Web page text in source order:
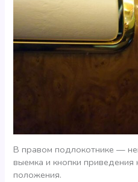
В правом подлокотнике —
выемка и кнопки приведения
положения.